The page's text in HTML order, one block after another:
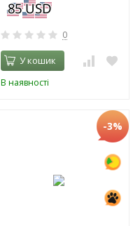
0
У кошик
В наявності
-3%